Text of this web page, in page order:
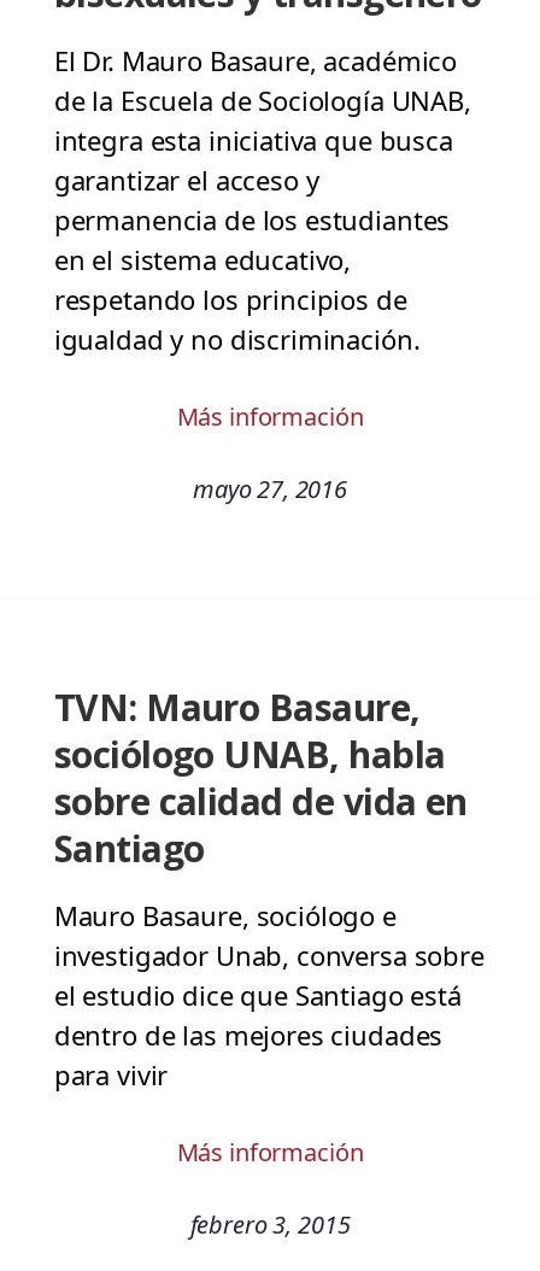
El Dr. Mauro Basaure, académico
de la Escuela de Sociología UNAB,
integra esta iniciativa que busca
garantizar el acceso y
permanencia de los estudiantes
en el sistema educativo,
respetando los principios de
igualdad y no discriminación.
Más información
mayo 27, 2016
TVN: Mauro Basaure,
sociólogo UNAB, habla
sobre calidad de vida en
Santiago
Mauro Basaure, sociólogo e
investigador Unab, conversa sobre
el estudio dice que Santiago está
dentro de las mejores ciudades
para vivir
Más información
febrero 3, 2015